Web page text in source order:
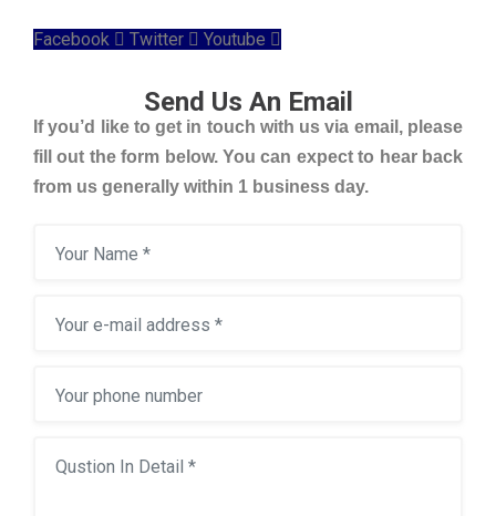
Facebook Twitter Youtube
Send Us An Email
If you’d like to get in touch with us via email, please
fill out the form below. You can expect to hear back
from us generally within 1 business day.